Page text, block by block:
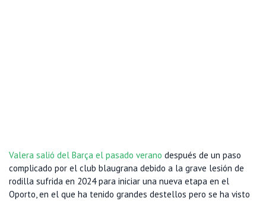
Valera salió del Barça el pasado verano después de un paso
complicado por el club blaugrana debido a la grave lesión de
rodilla sufrida en 2024 para iniciar una nueva etapa en el
Oporto, en el que ha tenido grandes destellos pero se ha visto